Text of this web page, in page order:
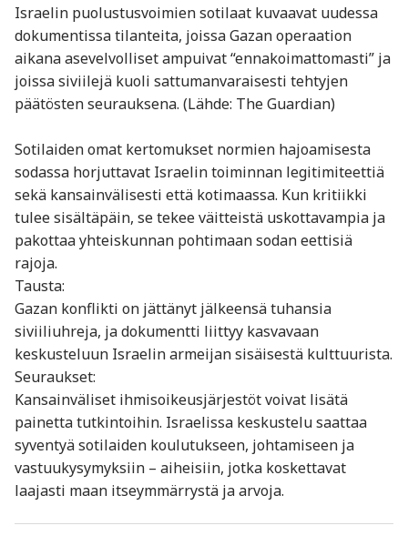
Israelin puolustusvoimien sotilaat kuvaavat uudessa
dokumentissa tilanteita, joissa Gazan operaation
aikana asevelvolliset ampuivat “ennakoimattomasti” ja
joissa siviilejä kuoli sattumanvaraisesti tehtyjen
päätösten seurauksena. (Lähde: The Guardian)
Sotilaiden omat kertomukset normien hajoamisesta
sodassa horjuttavat Israelin toiminnan legitimiteettiä
sekä kansainvälisesti että kotimaassa. Kun kritiikki
tulee sisältäpäin, se tekee väitteistä uskottavampia ja
pakottaa yhteiskunnan pohtimaan sodan eettisiä
rajoja.
Tausta:
Gazan konflikti on jättänyt jälkeensä tuhansia
siviiliuhreja, ja dokumentti liittyy kasvavaan
keskusteluun Israelin armeijan sisäisestä kulttuurista.
Seuraukset:
Kansainväliset ihmisoikeusjärjestöt voivat lisätä
painetta tutkintoihin. Israelissa keskustelu saattaa
syventyä sotilaiden koulutukseen, johtamiseen ja
vastuukysymyksiin – aiheisiin, jotka koskettavat
laajasti maan itseymmärrystä ja arvoja.